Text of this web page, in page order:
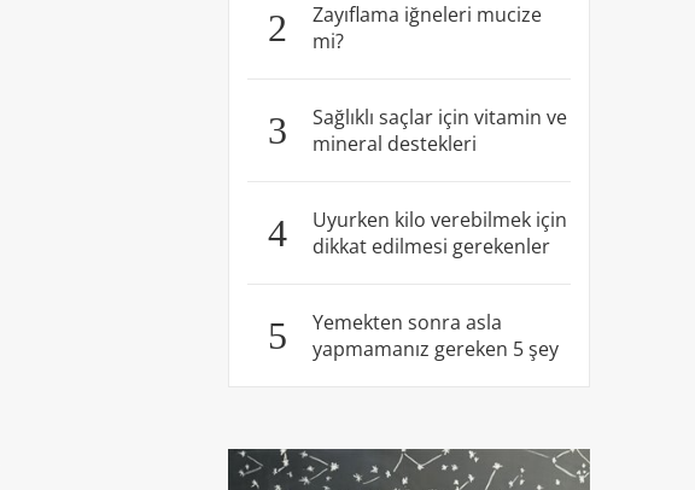
2
Zayıflama iğneleri mucize
mi?
3
Sağlıklı saçlar için vitamin ve
mineral destekleri
4
Uyurken kilo verebilmek için
dikkat edilmesi gerekenler
5
Yemekten sonra asla
yapmamanız gereken 5 şey